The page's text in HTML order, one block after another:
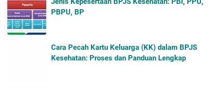
PBPU, BP
Cara Pecah Kartu Keluarga (KK) dalam BPJS
Kesehatan: Proses dan Panduan Lengkap